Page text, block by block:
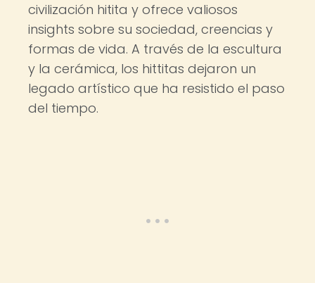
civilización hitita y ofrece valiosos
insights sobre su sociedad, creencias y
formas de vida. A través de la escultura
y la cerámica, los hittitas dejaron un
legado artístico que ha resistido el paso
del tiempo.